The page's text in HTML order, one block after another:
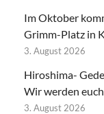
Im Oktober
Grimm-Platz in
3. August 2026
Hiroshima-
Wir werden
3. August 2026